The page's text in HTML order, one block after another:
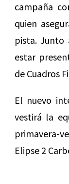
campaña
quien
pista. Junto
estar
de Cuadros
El nuevo
vestirá la
primavera-
Elipse 2